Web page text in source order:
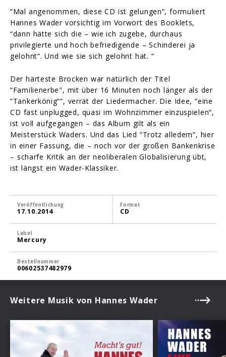
“Mal angenommen, diese CD ist gelungen“, formuliert
Hannes Wader vorsichtig im Vorwort des Booklets,
“dann hätte sich die – wie ich zugebe, durchaus
privilegierte und hoch befriedigende – Schinderei ja
gelohnt“. Und wie sie sich gelohnt hat. “
Der härteste Brocken war natürlich der Titel
“Familienerbe", mit über 16 Minuten noch länger als der
“Tankerkönig““, verrät der Liedermacher. Die Idee, “eine
CD fast unplugged, quasi im Wohnzimmer einzuspielen“,
ist voll aufgegangen – das Album gilt als ein
Meisterstück Waders. Und das Lied “Trotz alledem“, hier
in einer Fassung, die – noch vor der großen Bankenkrise
– scharfe Kritik an der neoliberalen Globalisierung übt,
ist längst ein Wader-Klassiker.
Veröffentlichung
17.10.2014
Format
CD
Label
Mercury
Bestellnummer
00602537482979
Weitere Musik von Hannes Wader